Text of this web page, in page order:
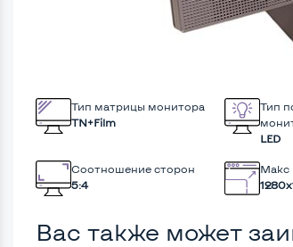
Тип матрицы монитора
TN+Film
Тип
LED
Соотношение сторон
5:4
Макс
Вас также может